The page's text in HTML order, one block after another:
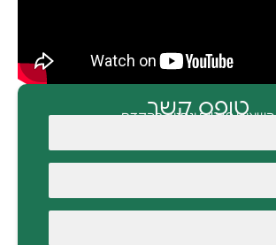
טופס קשר
השאירו פרטים ונחזור בהקדם